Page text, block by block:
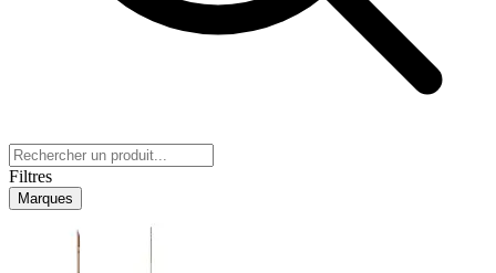
Filtres
Marques